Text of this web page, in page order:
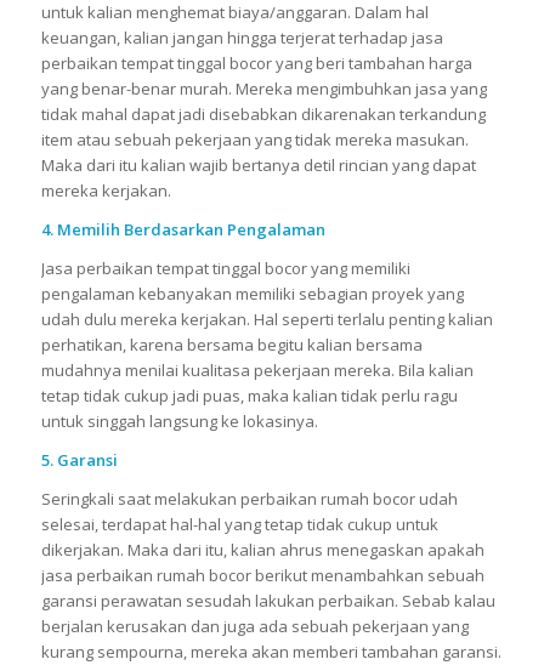
untuk kalian menghemat biaya/anggaran. Dalam hal
keuangan, kalian jangan hingga terjerat terhadap jasa
perbaikan tempat tinggal bocor yang beri tambahan harga
yang benar-benar murah. Mereka mengimbuhkan jasa yang
tidak mahal dapat jadi disebabkan dikarenakan terkandung
item atau sebuah pekerjaan yang tidak mereka masukan.
Maka dari itu kalian wajib bertanya detil rincian yang dapat
mereka kerjakan.
4. Memilih Berdasarkan Pengalaman
Jasa perbaikan tempat tinggal bocor yang memiliki
pengalaman kebanyakan memiliki sebagian proyek yang
udah dulu mereka kerjakan. Hal seperti terlalu penting kalian
perhatikan, karena bersama begitu kalian bersama
mudahnya menilai kualitasa pekerjaan mereka. Bila kalian
tetap tidak cukup jadi puas, maka kalian tidak perlu ragu
untuk singgah langsung ke lokasinya.
5. Garansi
Seringkali saat melakukan perbaikan rumah bocor udah
selesai, terdapat hal-hal yang tetap tidak cukup untuk
dikerjakan. Maka dari itu, kalian ahrus menegaskan apakah
jasa perbaikan rumah bocor berikut menambahkan sebuah
garansi perawatan sesudah lakukan perbaikan. Sebab kalau
berjalan kerusakan dan juga ada sebuah pekerjaan yang
kurang sempourna, mereka akan memberi tambahan garansi.